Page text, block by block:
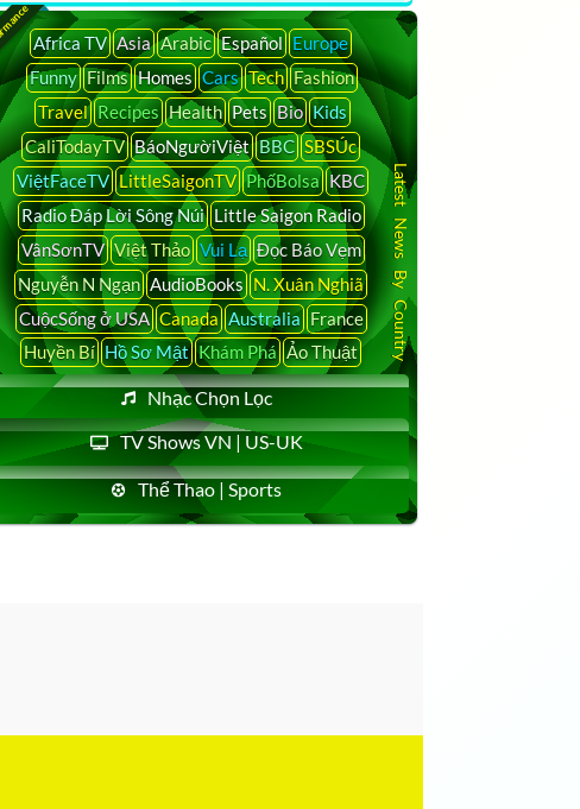
Sort by Duration
Search
Africa TV Asia Arabic Español Europe
Funny Films Homes Cars Tech Fashion
Travel Recipes Health Pets Bio Kids
CaliTodayTV BáoNgườiViệt BBC SBSÚc
ViệtFaceTV LittleSaigonTV PhốBolsa KBC
Radio Đáp Lời Sông Núi Little Saigon Radio
VânSơnTV Việt Thảo Vui Lạ Đọc Báo Vẹm
Nguyễn N Ngạn AudioBooks N. Xuân Nghiã
CuộcSống ở USA Canada Australia France
Huyền Bí Hồ Sơ Mật Khám Phá Ảo Thuật
Nhạc Chọn Lọc
TV Shows VN | US-UK
Thể Thao | Sports
Latest News By Country